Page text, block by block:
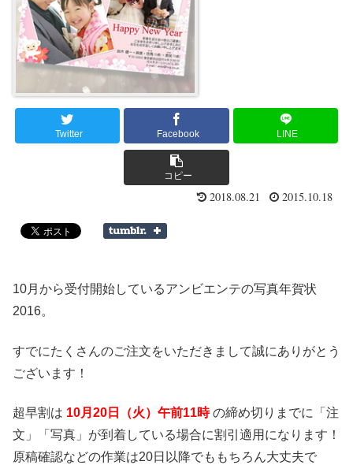
Twitter Facebook LINE
コピー
2018.08.21 2015.10.18
10月から受付開始しているアンビエンテの写真年賀状
2016。
すでにたくさんのご注文をいただきまして誠にありがとう
ございます！
超早割は 10月20日（火）午前11時の締め切りまでに「注
文」「写真」が到着している場合に割引適用になります！
原稿確認などの作業は20日以降でももちろん大丈夫で